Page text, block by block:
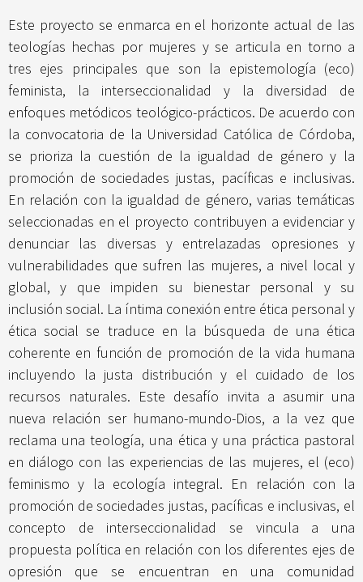
Este proyecto se enmarca en el horizonte actual de las
teologías hechas por mujeres y se articula en torno a
tres ejes principales que son la epistemología (eco)
feminista, la interseccionalidad y la diversidad de
enfoques metódicos teológico-prácticos. De acuerdo con
la convocatoria de la Universidad Católica de Córdoba,
se prioriza la cuestión de la igualdad de género y la
promoción de sociedades justas, pacíficas e inclusivas.
En relación con la igualdad de género, varias temáticas
seleccionadas en el proyecto contribuyen a evidenciar y
denunciar las diversas y entrelazadas opresiones y
vulnerabilidades que sufren las mujeres, a nivel local y
global, y que impiden su bienestar personal y su
inclusión social. La íntima conexión entre ética personal y
ética social se traduce en la búsqueda de una ética
coherente en función de promoción de la vida humana
incluyendo la justa distribución y el cuidado de los
recursos naturales. Este desafío invita a asumir una
nueva relación ser humano-mundo-Dios, a la vez que
reclama una teología, una ética y una práctica pastoral
en diálogo con las experiencias de las mujeres, el (eco)
feminismo y la ecología integral. En relación con la
promoción de sociedades justas, pacíficas e inclusivas, el
concepto de interseccionalidad se vincula a una
propuesta política en relación con los diferentes ejes de
opresión que se encuentran en una comunidad